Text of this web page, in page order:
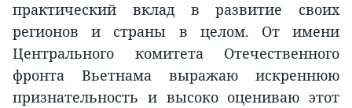
практический вклад в развитие своих
регионов и страны в целом. От имени
Центрального комитета Отечественного
фронта Вьетнама выражаю искреннюю
признательность и высоко оцениваю этот